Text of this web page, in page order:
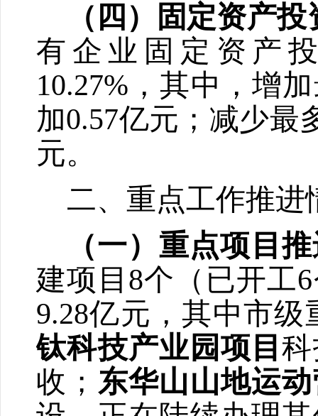
（四）固定资产
有企业固定资产
10.27% ，其中，增
加0.57亿元；减少最
元。
二、重点工作推进
（一）重点项目
建项目 8个（已开工6
9.28亿元，其中市级
钛科技产业园项目
收； 东华山山地运